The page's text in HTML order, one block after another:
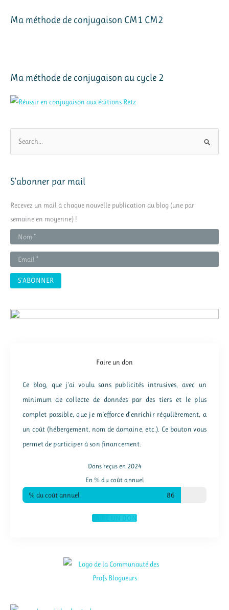
Ma méthode de conjugaison CM1 CM2
Ma méthode de conjugaison au cycle 2
h
r
c
h
e
:
S’abonner par mail
Recevez un mail à chaque nouvelle publication du blog (une par
semaine en moyenne) !
Faire un don
Ce blog, que j'ai voulu sans publicités intrusives, avec un
minimum de collecte de données par des tiers et le plus
complet possible, que je m'efforce d'enrichir régulièrement, a
un coût (hébergement, nom de domaine, etc.). Ce bouton vous
permet de participer à son financement.
Dons reçus en 2024
En % du coût annuel
% du coût annuel 86
FAIRE UN DON